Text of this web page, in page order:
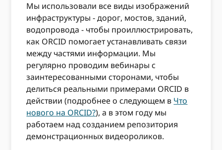
Мы использовали все виды изображений
инфраструктуры - дорог, мостов, зданий,
водопровода - чтобы проиллюстрировать,
как ORCID помогает устанавливать связи
между частями информации. Мы
регулярно проводим вебинары с
заинтересованными сторонами, чтобы
делиться реальными примерами ORCID в
действии (подробнее о следующем в Что
нового на ORCID?), а в этом году мы
работаем над созданием репозитория
демонстрационных видеороликов.